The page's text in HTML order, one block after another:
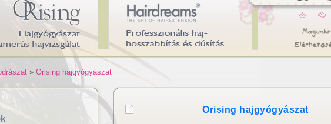
» Orising hajgyógyászat
Orising hajgyógyászat